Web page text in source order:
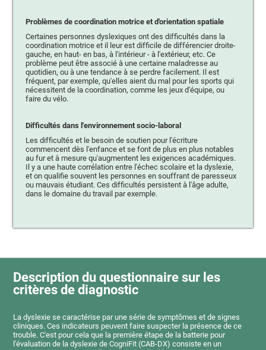
Problèmes de coordination motrice et d'orientation spatiale
Certaines personnes dyslexiques ont des difficultés dans la
coordination motrice et il leur est difficile de différencier droite-
gauche, en haut- en bas, à l'intérieur - à l'extérieur, etc. Ce
problème peut être associé à une certaine maladresse au
quotidien, ou à une tendance à se perdre facilement. Il est
fréquent, par exemple, qu'elles aient du mal pour les sports qui
nécessitent de la coordination, comme les jeux d'équipe, ou
faire du vélo.
Difficultés dans l'environnement socio-laboral
Les difficultés et le besoin de soutien pour l'écriture
commencent dès l'enfance et se font de plus en plus notables
au fur et à mesure qu'augmentent les exigences académiques.
Il y a une haute corrélation entre l'échec scolaire et la dyslexie,
et on qualifie souvent les personnes en souffrant de paresseux
ou mauvais étudiant. Ces difficultés persistent à l'âge adulte,
dans le domaine du travail par exemple.
Description du questionnaire sur les
critères de diagnostic
La dyslexie se caractérise par une série de symptômes et de signes
cliniques. Ces indicateurs peuvent faire suspecter la présence de ce
trouble. C'est pour cela que la première étape de la batterie pour
l'évaluation de la dyslexie de CogniFit (CAB-DX) consiste en un